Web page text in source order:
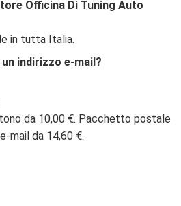
Officina Di Tuning Auto
in tutta Italia.
indirizzo e-mail?
da 10,00 €. Pacchetto postale
mail da 14,60 €.